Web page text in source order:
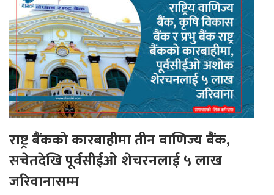
राष्ट्र बैंकको कारबाहीमा तीन वाणिज्य बैंक,
सचेतदेखि पूर्वसीईओ शेचरनलाई ५ लाख
जरिवानासम्म